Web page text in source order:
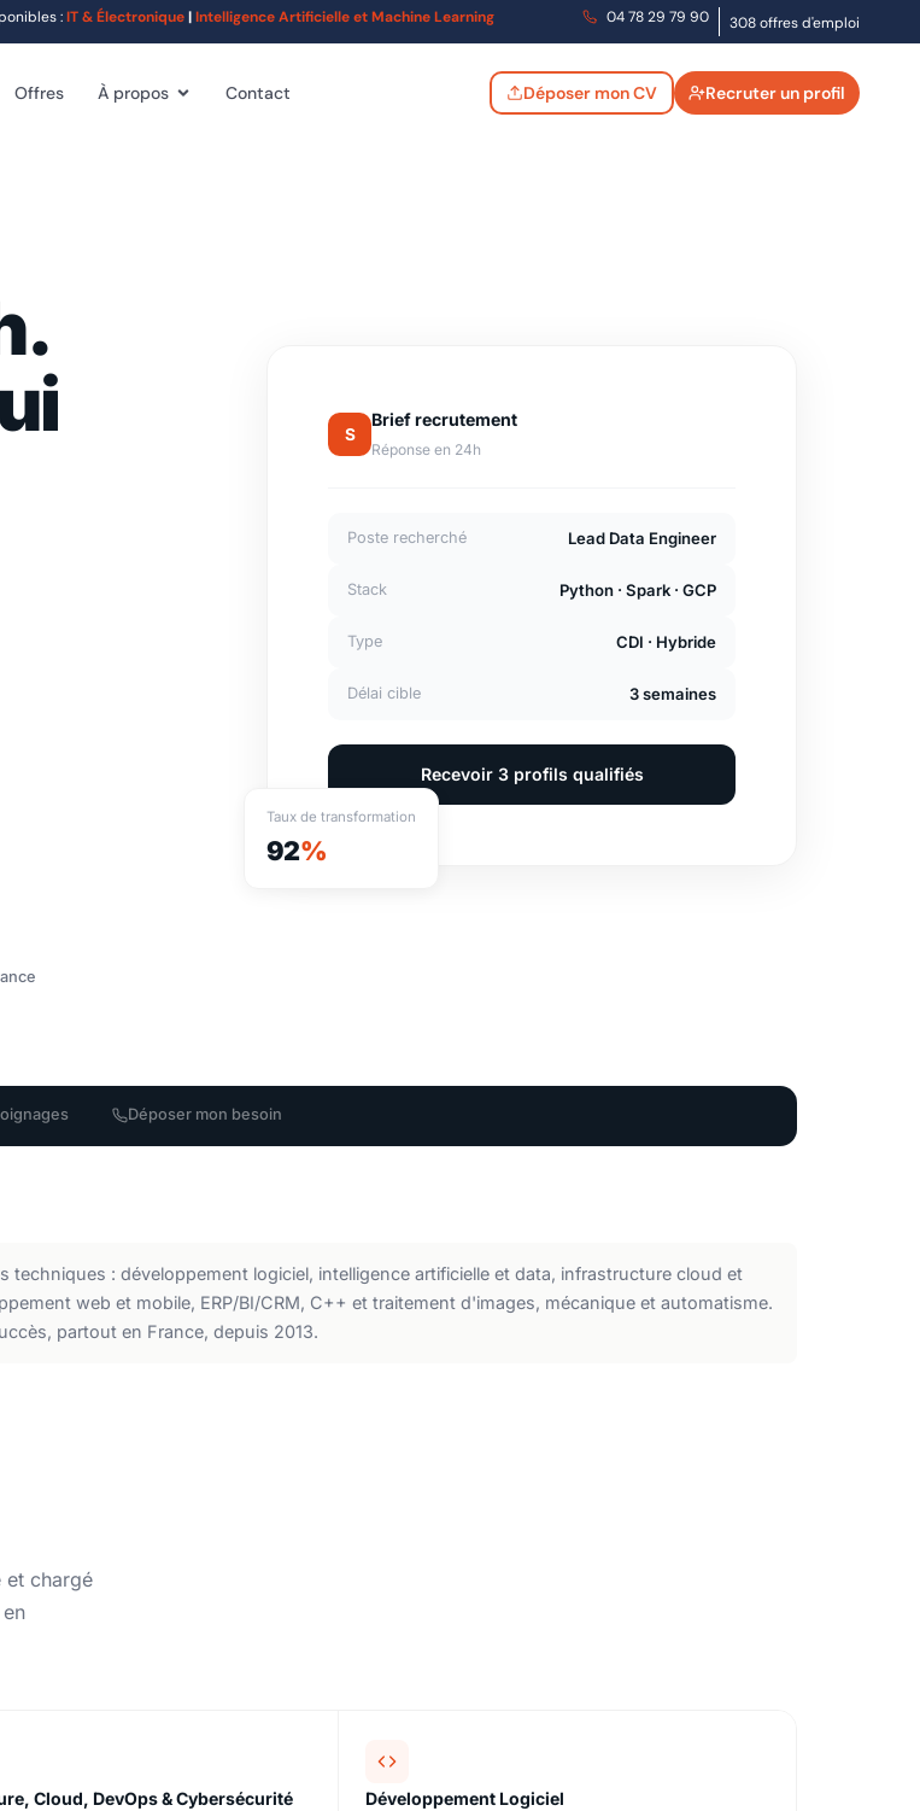
:IT & Électronique|Intelligence Artificielle et Machine Learning 04 78 29 79 90 308 offres d'emploi
Offres À propos Contact Déposer mon CV Recruter un profil
S
Brief recrutement
Réponse en 24h
Poste recherché Lead Data Engineer
Stack Python · Spark · GCP
Type CDI · Hybride
Délai cible 3 semaines
Recevoir 3 profils qualifiés
Taux de transformation
92%
Déposer mon besoin
techniques : développement logiciel, intelligence artificielle et data, infrastructure cloud et
web et mobile, ERP/BI/CRM, C++ et traitement d'images, mécanique et automatisme.
partout en France, depuis 2013.
et chargé
Cloud, DevOps & Cybersécurité Développement Logiciel